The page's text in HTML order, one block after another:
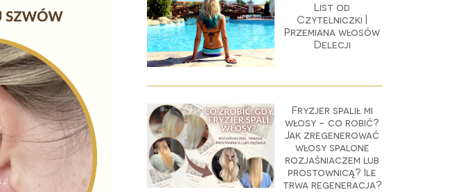
List od
Czytelniczki |
Przemiana włosów
Delecji
Fryzjer spalił mi
włosy - co robić?
Jak zregenerować
włosy spalone
rozjaśniaczem lub
prostownicą? Ile
trwa regeneracja?